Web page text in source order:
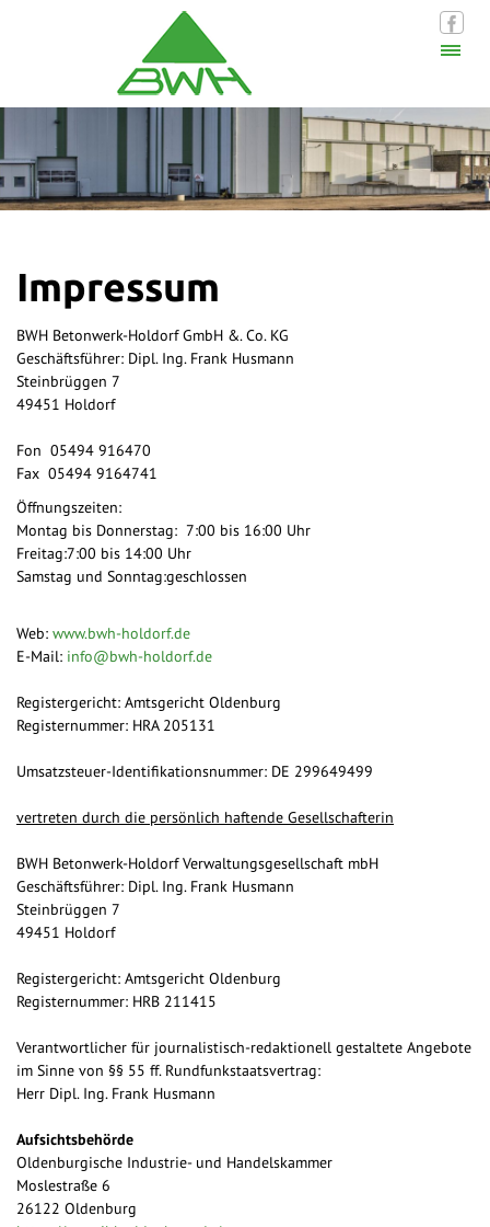
Toggle
Impressum
BWH Betonwerk-Holdorf GmbH &. Co. KG
Geschäftsführer: Dipl. Ing. Frank Husmann
Steinbrüggen 7
49451 Holdorf
Fon 05494 916470
Fax 05494 9164741
Öffnungszeiten:
Montag bis Donnerstag: 7:00 bis 16:00 Uhr
Freitag:7:00 bis 14:00 Uhr
Samstag und Sonntag:geschlossen
Web: www.bwh-holdorf.de
E-Mail: info@bwh-holdorf.de
Registergericht: Amtsgericht Oldenburg
Registernummer: HRA 205131
Umsatzsteuer-Identifikationsnummer: DE 299649499
vertreten durch die persönlich haftende Gesellschafterin
BWH Betonwerk-Holdorf Verwaltungsgesellschaft mbH
Geschäftsführer: Dipl. Ing. Frank Husmann
Steinbrüggen 7
49451 Holdorf
Registergericht: Amtsgericht Oldenburg
Registernummer: HRB 211415
Verantwortlicher für journalistisch-redaktionell gestaltete Angebote
im Sinne von §§ 55 ff. Rundfunkstaatsvertrag:
Herr Dipl. Ing. Frank Husmann
Aufsichtsbehörde
Oldenburgische Industrie- und Handelskammer
Moslestraße 6
26122 Oldenburg